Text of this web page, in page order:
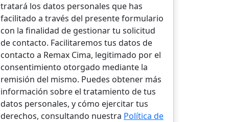
tratará los datos personales que has
facilitado a través del presente formulario
con la finalidad de gestionar tu solicitud
de contacto. Facilitaremos tus datos de
contacto a Remax Cima, legitimado por el
consentimiento otorgado mediante la
remisión del mismo. Puedes obtener más
información sobre el tratamiento de tus
datos personales, y cómo ejercitar tus
derechos, consultando nuestra Política de